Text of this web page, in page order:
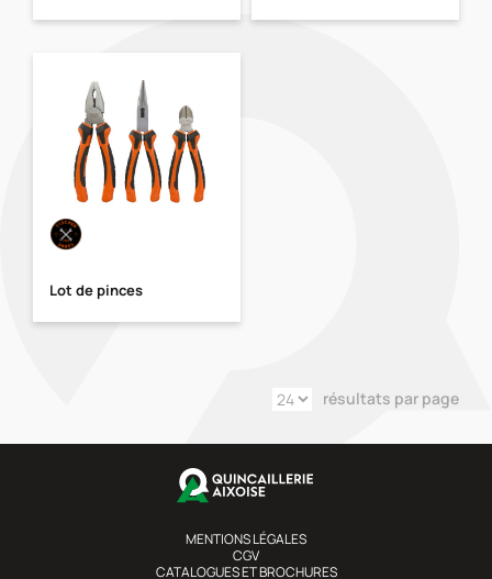
Lot de pinces
résultats par page
MENTIONS LÉGALES
CGV
CATALOGUES ET BROCHURES